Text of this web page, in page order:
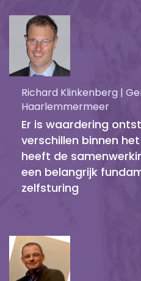
Richard Klinkenberg |
Haarlemmermeer
Er is waardering
verschillen binnen
heeft de
een belangrijk
zelfsturing